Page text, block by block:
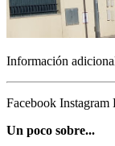
Información
Facebook Instagram
Un poco sobre...